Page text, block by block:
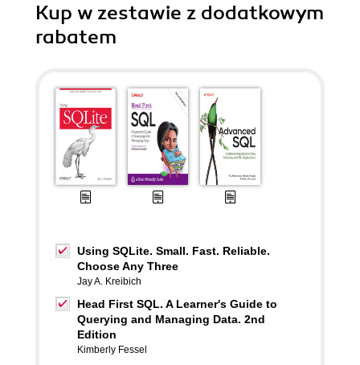
Kup w zestawie z dodatkowym
rabatem
Using SQLite. Small. Fast. Reliable.
Choose Any Three
Jay A. Kreibich
Head First SQL. A Learner's Guide to
Querying and Managing Data. 2nd
Edition
Kimberly Fessel